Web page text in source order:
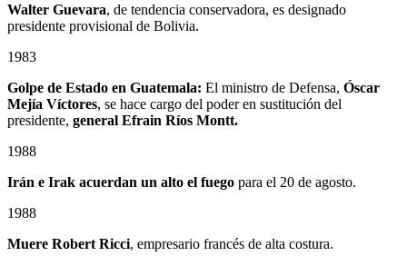
Walter Guevara, de tendencia conservadora, es designado
presidente provisional de Bolivia.
1983
Golpe de Estado en Guatemala: El ministro de Defensa, Óscar
Mejía Víctores, se hace cargo del poder en sustitución del
presidente, general Efrain Ríos Montt.
1988
Irán e Irak acuerdan un alto el fuego para el 20 de agosto.
1988
Muere Robert Ricci, empresario francés de alta costura.